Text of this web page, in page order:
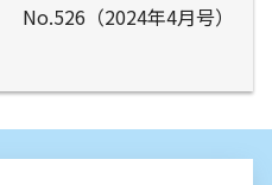
No.526（2024年4月号）